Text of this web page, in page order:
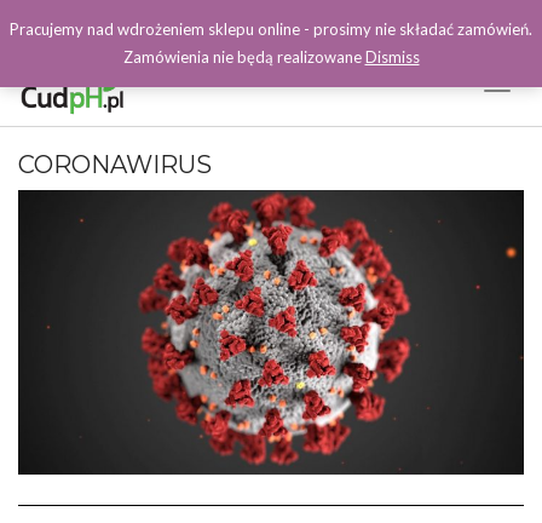
Facebook
CORONAWIRUS
Pracujemy nad wdrożeniem sklepu online - prosimy nie składać zamówień.
Zamówienia nie będą realizowaneDismiss